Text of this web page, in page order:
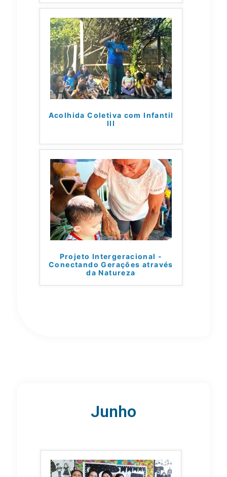
Acolhida Coletiva com Infantil
III
Projeto Intergeracional -
Conectando Gerações através
da Natureza
Junho